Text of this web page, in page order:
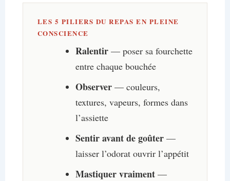
LES 5 PILIERS DU REPAS EN PLEINE
CONSCIENCE
Ralentir— poser sa fourchette
entre chaque bouchée
Observer— couleurs,
textures, vapeurs, formes dans
l’assiette
Sentir avant de goûter—
laisser l’odorat ouvrir l’appétit
Mastiquer vraiment—